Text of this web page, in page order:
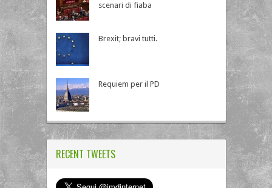
scenari di fiaba
Brexit; bravi tutti.
Requiem per il PD
RECENT TWEETS